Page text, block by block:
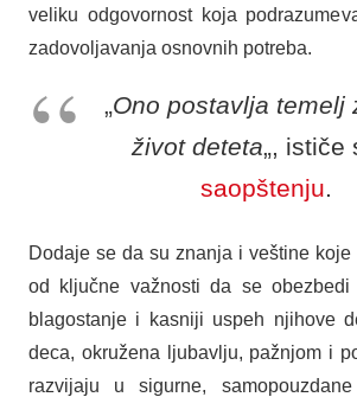
veliku odgovornost koja
zadovoljavanja osnovnih potreba.
Ono postavlja temelj
život deteta „,
saopštenju
Dodaje se da su znanja i veštine
od ključne važnosti da se obezbedi
blagostanje i kasniji uspeh njihove
deca, okružena ljubavlju, pažnjom i
razvijaju u sigurne,